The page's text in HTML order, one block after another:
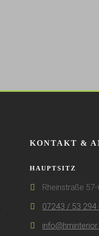
KONTAKT &
HAUPTSITZ
Rheinstraße
07243 / 53 294